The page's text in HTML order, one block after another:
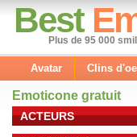
Best
Plus de 95 000
Avatar Clins
Emoticone gratuit
ACTEURS